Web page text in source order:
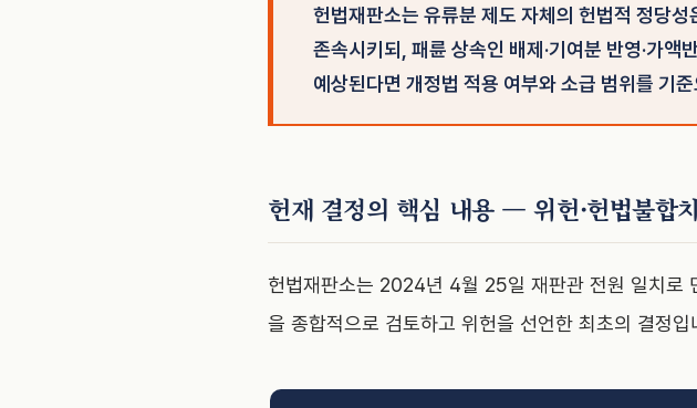
헌법재판소는 유류분 제도 자체의 헌법적 정당
존속시키되, 패륜 상속인 배제·기여분 반영·가
예상된다면 개정법 적용 여부와 소급 범위를 기
헌재 결정의 핵심 내용 — 위헌·헌법불합
헌법재판소는 2024년 4월 25일 재판관 전원 일치로
을 종합적으로 검토하고 위헌을 선언한 최초의 결정입